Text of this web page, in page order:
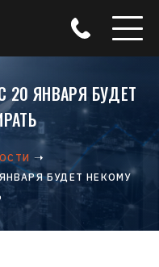
20 ЯНВАРЯ БУДЕТ
БУДЕТ НЕКОМУ